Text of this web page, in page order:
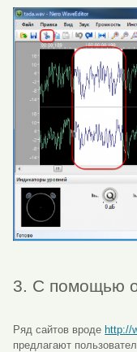
3. С помощью
Ряд сайтов вроде http://
предлагают